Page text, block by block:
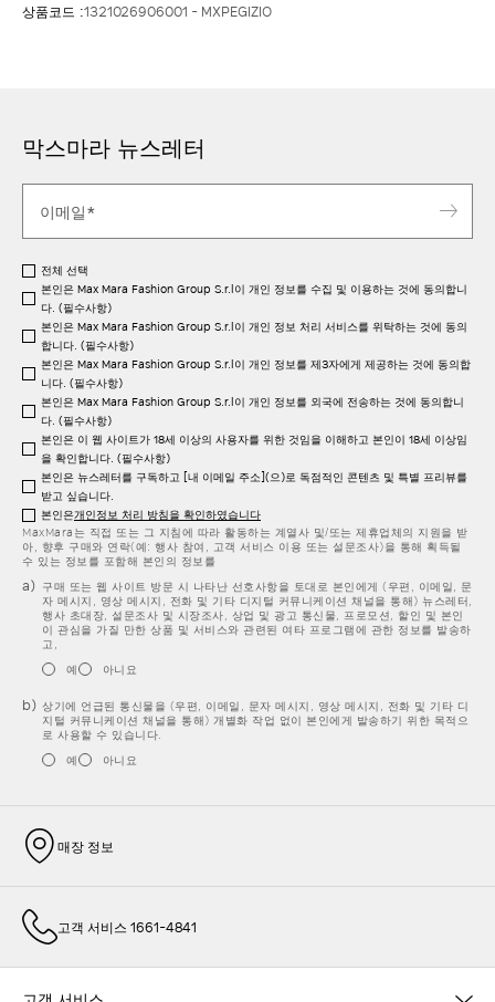
상품코드 :1321026906001 - MXPEGIZIO
막스마라 뉴스레터
전체 선택
본인은 Max Mara Fashion Group S.r.l이 개인 정보를 수집 및 이용하는 것에 동의합니
다. (필수사항)
본인은 Max Mara Fashion Group S.r.l이 개인 정보 처리 서비스를 위탁하는 것에 동의
합니다. (필수사항)
본인은 Max Mara Fashion Group S.r.l이 개인 정보를 제3자에게 제공하는 것에 동의합
니다. (필수사항)
본인은 Max Mara Fashion Group S.r.l이 개인 정보를 외국에 전송하는 것에 동의합니
다. (필수사항)
본인은 이 웹 사이트가 18세 이상의 사용자를 위한 것임을 이해하고 본인이 18세 이상임
을 확인합니다. (필수사항)
본인은 뉴스레터를 구독하고 [내 이메일 주소](으)로 독점적인 콘텐츠 및 특별 프리뷰를
받고 싶습니다.
본인은개인정보 처리 방침을 확인하였습니다
MaxMara는 직접 또는 그 지침에 따라 활동하는 계열사 및/또는 제휴업체의 지원을 받
아, 향후 구매와 연락(예: 행사 참여, 고객 서비스 이용 또는 설문조사)을 통해 획득될
수 있는 정보를 포함해 본인의 정보를
구매 또는 웹 사이트 방문 시 나타난 선호사항을 토대로 본인에게 (우편, 이메일, 문
자 메시지, 영상 메시지, 전화 및 기타 디지털 커뮤니케이션 채널을 통해) 뉴스레터,
행사 초대장, 설문조사 및 시장조사, 상업 및 광고 통신물, 프로모션, 할인 및 본인
이 관심을 가질 만한 상품 및 서비스와 관련된 여타 프로그램에 관한 정보를 발송하
고,
예
아니요
상기에 언급된 통신물을 (우편, 이메일, 문자 메시지, 영상 메시지, 전화 및 기타 디
지털 커뮤니케이션 채널을 통해) 개별화 작업 없이 본인에게 발송하기 위한 목적으
로 사용할 수 있습니다.
예
아니요
매장 정보
고객 서비스 1661-4841